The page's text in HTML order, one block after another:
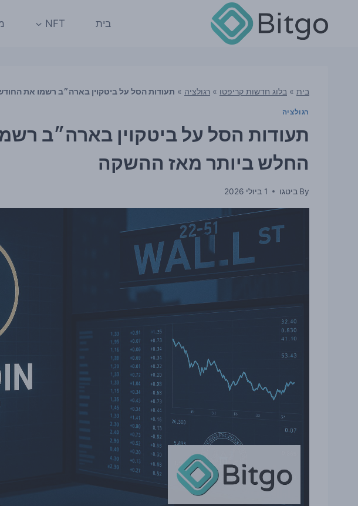
בית NFT
בית » בלוג חדשות קריפטו »רגולציה » תעודות הסל על ביטקוין בארה״ב רשמו את
רגולציה
תעודות הסל על ביטקוין בארה״ב
החלש ביותר מאז ההשקה
By ביטגו 1 ביולי 2026